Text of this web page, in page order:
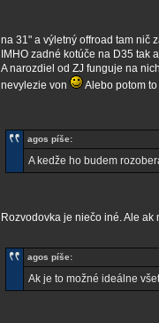
na 31" a výletný offroad tam nič
IMHO zadné kotúče na D35 tak
A narozdiel od ZJ funguje na
nevylezie von
Alebo potom
agos píše:
A kedže ho budem
Rozvodovka je niečo iné. Ale
agos píše:
Ak je to možné ideálne